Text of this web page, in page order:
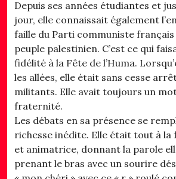
Depuis ses années étudiantes et
jour, elle connaissait également
faille du Parti communiste français
peuple palestinien. C’est ce qui
fidélité à la Fête de l’Huma.
les allées, elle était sans cesse
militants. Elle avait toujours un
fraternité.
Les débats en sa présence se
richesse inédite. Elle était tout à
et animatrice, donnant la parole
prenant le bras avec un sourire